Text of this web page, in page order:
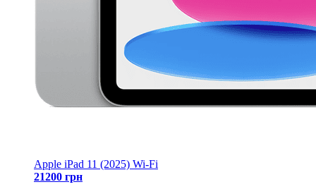
Apple iPad 11 (2025) Wi-Fi
21200 грн